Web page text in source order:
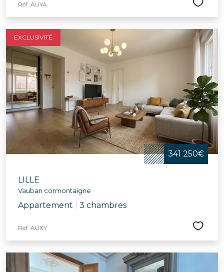
Réf. AUYA
EXCLUSIVITÉ
341 250€
LILLE
Vauban cormontaigne
Appartement 3 chambres
Réf. AUXY